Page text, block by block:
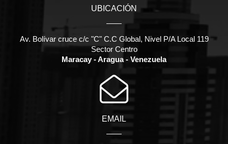
UBICACIÓN
Av. Bolívar cruce c/c "C" C.C Global, Nivel P/A Local 119
Sector Centro
Maracay - Aragua - Venezuela
EMAIL